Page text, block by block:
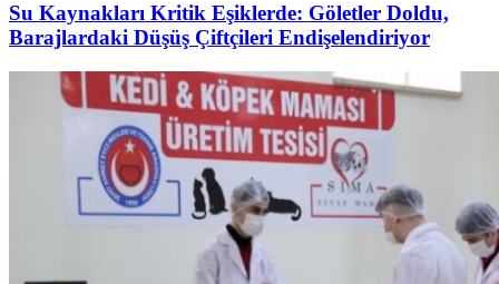
Su Kaynakları Kritik Eşiklerde: Göletler Doldu,
Barajlardaki Düşüş Çiftçileri Endişelendiriyor